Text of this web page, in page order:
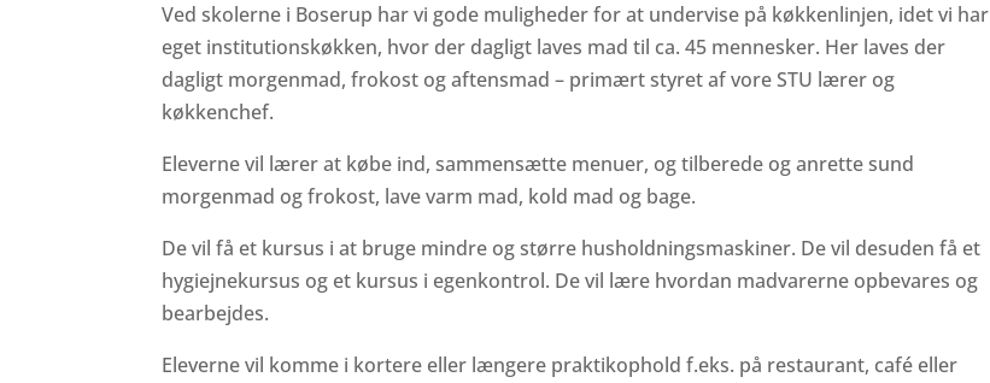
Ved skolerne i Boserup har vi gode muligheder for at undervise på køkkenlinjen, idet vi har
eget institutionskøkken, hvor der dagligt laves mad til ca. 45 mennesker. Her laves der
dagligt morgenmad, frokost og aftensmad – primært styret af vore STU lærer og
køkkenchef.
Eleverne vil lærer at købe ind, sammensætte menuer, og tilberede og anrette sund
morgenmad og frokost, lave varm mad, kold mad og bage.
De vil få et kursus i at bruge mindre og større husholdningsmaskiner. De vil desuden få et
hygiejnekursus og et kursus i egenkontrol. De vil lære hvordan madvarerne opbevares og
bearbejdes.
Eleverne vil komme i kortere eller længere praktikophold f.eks. på restaurant, café eller